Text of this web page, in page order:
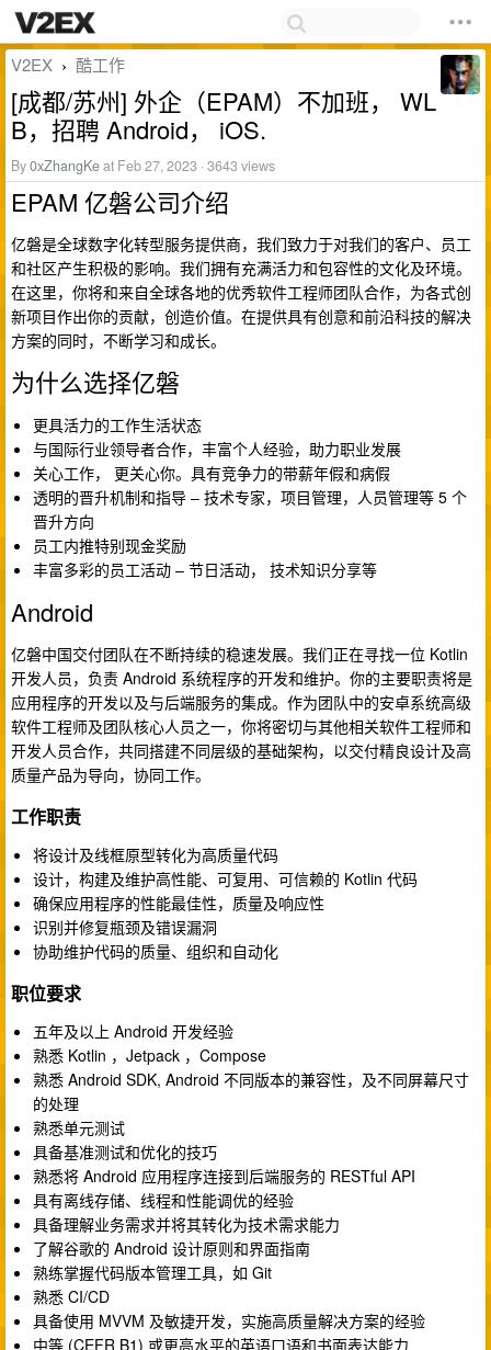
V2EX › 酷工作
[成都/苏州] 外企（EPAM）不加班， WL
B，招聘 Android， iOS.
By0xZhangKeat Feb 27, 2023 · 3643 views
EPAM 亿磐公司介绍
亿磐是全球数字化转型服务提供商，我们致力于对我们的客户、员工
和社区产生积极的影响。我们拥有充满活力和包容性的文化及环境。
在这里，你将和来自全球各地的优秀软件工程师团队合作，为各式创
新项目作出你的贡献，创造价值。在提供具有创意和前沿科技的解决
方案的同时，不断学习和成长。
为什么选择亿磐
更具活力的工作生活状态
与国际行业领导者合作，丰富个人经验，助力职业发展
关心工作， 更关心你。具有竞争力的带薪年假和病假
透明的晋升机制和指导 – 技术专家，项目管理，人员管理等 5 个
晋升方向
员工内推特别现金奖励
丰富多彩的员工活动 – 节日活动， 技术知识分享等
Android
亿磐中国交付团队在不断持续的稳速发展。我们正在寻找一位 Kotlin
开发人员，负责 Android 系统程序的开发和维护。你的主要职责将是
应用程序的开发以及与后端服务的集成。作为团队中的安卓系统高级
软件工程师及团队核心人员之一，你将密切与其他相关软件工程师和
开发人员合作，共同搭建不同层级的基础架构，以交付精良设计及高
质量产品为导向，协同工作。
工作职责
将设计及线框原型转化为高质量代码
设计，构建及维护高性能、可复用、可信赖的 Kotlin 代码
确保应用程序的性能最佳性，质量及响应性
识别并修复瓶颈及错误漏洞
协助维护代码的质量、组织和自动化
职位要求
五年及以上 Android 开发经验
熟悉 Kotlin ，Jetpack ，Compose
熟悉 Android SDK, Android 不同版本的兼容性，及不同屏幕尺寸
的处理
熟悉单元测试
具备基准测试和优化的技巧
熟悉将 Android 应用程序连接到后端服务的 RESTful API
具有离线存储、线程和性能调优的经验
具备理解业务需求并将其转化为技术需求能力
了解谷歌的 Android 设计原则和界面指南
熟练掌握代码版本管理工具，如 Git
熟悉 CI/CD
具备使用 MVVM 及敏捷开发，实施高质量解决方案的经验
中等 (CEFR B1) 或更高水平的英语口语和书面表达能力